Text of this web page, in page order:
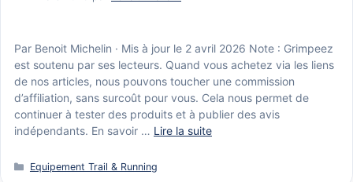
Par Benoit Michelin · Mis à jour le 2 avril 2026 Note : Grimpeez
est soutenu par ses lecteurs. Quand vous achetez via les liens
de nos articles, nous pouvons toucher une commission
d’affiliation, sans surcoût pour vous. Cela nous permet de
continuer à tester des produits et à publier des avis
indépendants. En savoir … Lire la suite
Catégories
Equipement Trail & Running